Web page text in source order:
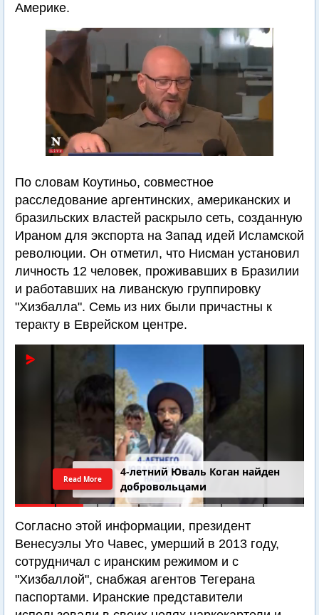
Америке.
По словам Коутиньо, совместное
расследование аргентинских, американских и
бразильских властей раскрыло сеть, созданную
Ираном для экспорта на Запад идей Исламской
революции. Он отметил, что Нисман установил
личность 12 человек, проживавших в Бразилии
и работавших на ливанскую группировку
"Хизбалла". Семь из них были причастны к
теракту в Еврейском центре.
4-летний Юваль Коган найден
добровольцами
Read More
Согласно этой информации, президент
Венесуэлы Уго Чавес, умерший в 2013 году,
сотрудничал с иранским режимом и с
"Хизбаллой", снабжая агентов Тегерана
паспортами. Иранские представители